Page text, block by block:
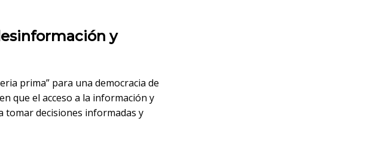
y
prima” para una democracia de
que el acceso a la información y
tomar decisiones informadas y